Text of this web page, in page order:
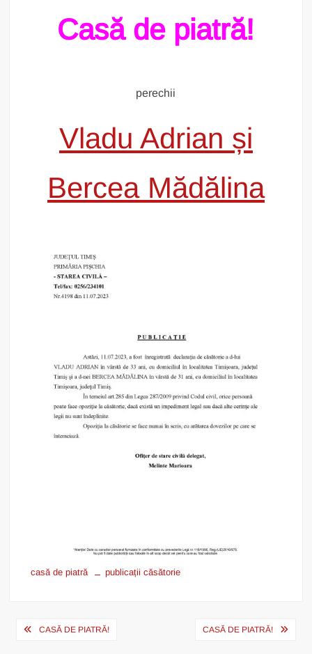
Casă de piatră!
perechii
Vladu Adrian și
Bercea Mădălina
casă de piatră publicații căsătorie
PostCASĂ DE PIATRĂ! CASĂ DE PIATRĂ!